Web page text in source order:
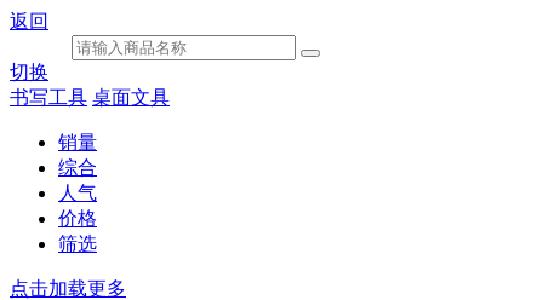
返回
切换
书写工具 桌面文具
销量
综合
人气
价格
筛选
点击加载更多